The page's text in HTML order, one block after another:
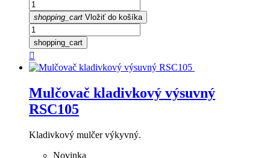
shopping_cart Vložiť do košíka
shopping_cart

Mulčovač kladivkový výsuvný
RSC105
Kladivkový mulčer výkyvný.
Novinka